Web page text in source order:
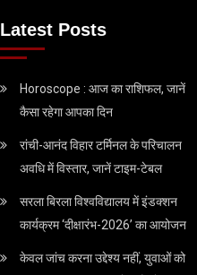
Latest Posts
Horoscope : आज का राशिफल, जानें
कैसा रहेगा आपका दिन
रांची-आनंद विहार टर्मिनल के परिचालन
अवधि में विस्तार, जानें टाइम-टेबल
सरला बिरला विश्वविद्यालय में इंडक्शन
कार्यक्रम ‘दीक्षारंभ-2026’ का आयोजन
केवल जांच करना उद्देश्‍य नहीं, युवाओं को